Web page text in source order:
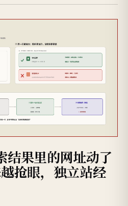
结果里的网址动了
抢眼，独立站经